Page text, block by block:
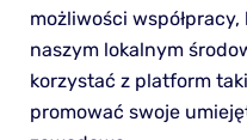
możliwości
naszym lokalnym
korzystać z platform
promować swoje